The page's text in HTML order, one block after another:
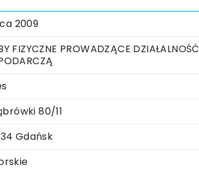
2009
FIZYCZNE PROWADZĄCE DZIAŁALNOŚĆ
80/11
Gdańsk